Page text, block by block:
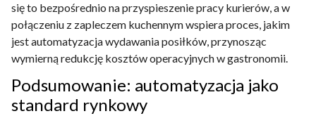
się to bezpośrednio na przyspieszenie pracy kurierów, a w
połączeniu z zapleczem kuchennym wspiera proces, jakim
jest automatyzacja wydawania posiłków, przynosząc
wymierną redukcję kosztów operacyjnych w gastronomii.
Podsumowanie: automatyzacja jako
standard rynkowy